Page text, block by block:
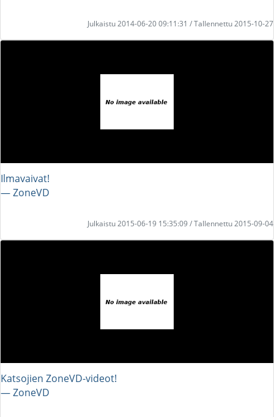
Julkaistu 2014-06-20 09:11:31 / Tallennettu 2015-10-27
Ilmavaivat!
― ZoneVD
Julkaistu 2015-06-19 15:35:09 / Tallennettu 2015-09-04
Katsojien ZoneVD-videot!
― ZoneVD